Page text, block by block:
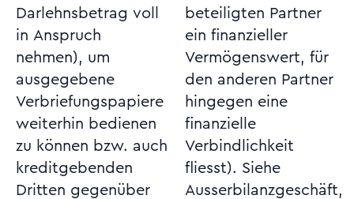
Darlehnsbetrag voll
in Anspruch
nehmen), um
ausgegebene
Verbriefungspapiere
weiterhin bedienen
zu können bzw. auch
kreditgebenden
Dritten gegenüber
beteiligten Partner
ein finanzieller
Vermögenswert, für
den anderen Partner
hingegen eine
finanzielle
Verbindlichkeit
fliesst). Siehe
Ausserbilanzgeschäft,